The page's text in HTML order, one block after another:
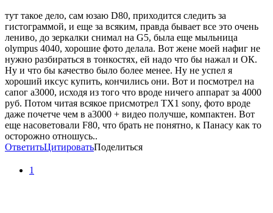
тут такое дело, сам юзаю D80, приходится следить за
гистограммой, и еще за всяким, правда бывает все это очень
лениво, до зеркалки снимал на G5, была еще мыльница
olympus 4040, хорошие фото делала. Вот жене моей нафиг не
нужно разбираться в тонкостях, ей надо что бы нажал и ОК.
Ну и что бы качество было более менее. Ну не успел я
хороший иксус купить, кончились они. Вот и посмотрел на
сапог а3000, исходя из того что вроде ничего аппарат за 4000
руб. Потом читая всякое присмотрел TX1 sony, фото вроде
даже почетче чем в а3000 + видео получше, компактен. Вот
еще насоветовали F80, что брать не понятно, к Панасу как то
осторожно отношусь..
ОтветитьЦитироватьПоделиться
1